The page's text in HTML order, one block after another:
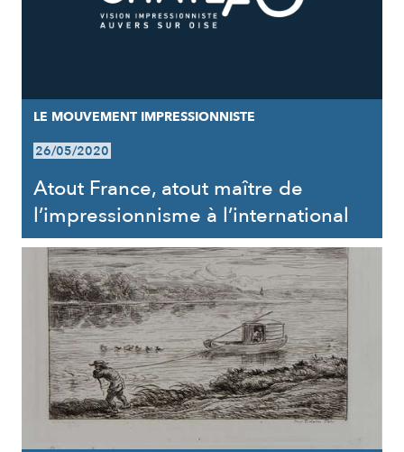
LE MOUVEMENT IMPRESSIONNISTE
26/05/2020
Atout France, atout maître de
l’impressionnisme à l’international